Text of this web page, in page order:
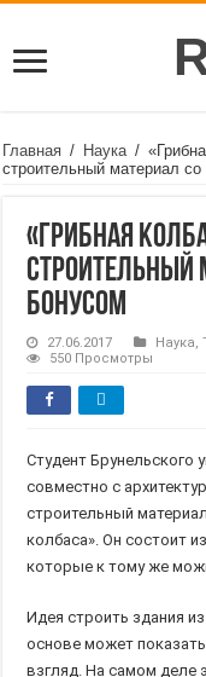
Главная / Наука /
строительный материал
«Грибная
строительный
бонусом
27.06.2017 Наука,
550 Просмотры
Студент Брунельского
совместно c
строительный
колбаса». Он состоит
которые к тому же
Идея строить здания
основе может
взгляд. На самом деле